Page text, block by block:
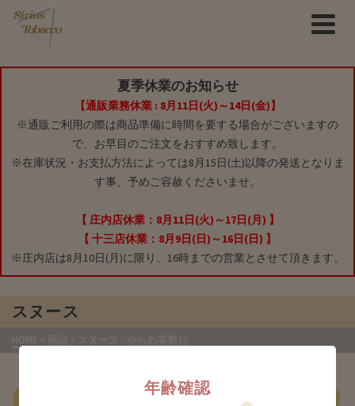
夏季休業のお知らせ
【通販業務休業 : 8月11日(火)～14日(金)】
※通販ご利用の際は商品準備に時間を要する場合がございますの
で、お早目のご注文をおすすめ致します。
※在庫状況・お支払方法によっては8月15日(土)以降の発送となりま
す事、予めご容赦くださいませ。
【 庄内店休業：8月11日(火)～17日(月) 】
【 十三店休業：8月9日(日)～16日(日) 】
※庄内店は8月10日(月)に限り、16時までの営業とさせて頂きます。
スヌース
HOME » 商品 » スヌース - やらわ英数行
た行 な行
年齢確認